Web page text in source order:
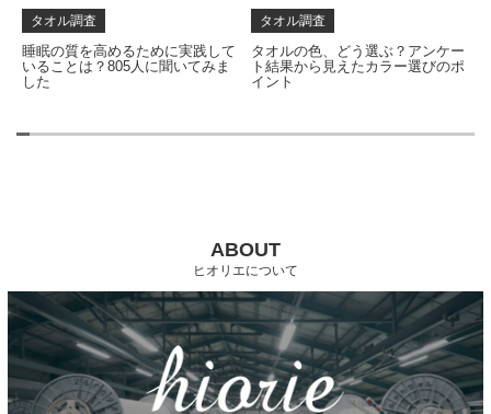
タオル調査
睡眠の質を高めるために実践して
いることは？805人に聞いてみま
した
タオル調査
タオルの色、どう選ぶ？アンケー
ト結果から見えたカラー選びのポ
イント
ABOUT
ヒオリエについて